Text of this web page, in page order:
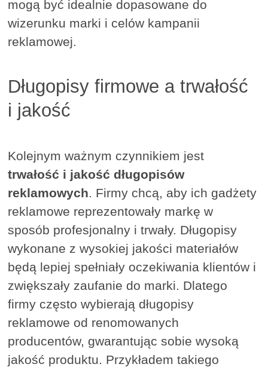
mogą być idealnie dopasowane do
wizerunku marki i celów kampanii
reklamowej.
Długopisy firmowe a trwałość
i jakość
Kolejnym ważnym czynnikiem jest
trwałość i jakość długopisów
reklamowych. Firmy chcą, aby ich gadżety
reklamowe reprezentowały markę w
sposób profesjonalny i trwały. Długopisy
wykonane z wysokiej jakości materiałów
będą lepiej spełniały oczekiwania klientów i
zwiększały zaufanie do marki. Dlatego
firmy często wybierają długopisy
reklamowe od renomowanych
producentów, gwarantując sobie wysoką
jakość produktu. Przykładem takiego